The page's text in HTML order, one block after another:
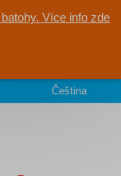
Více info zde
Čeština